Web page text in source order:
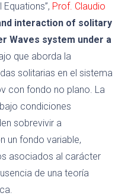
Prof. Claudio
interaction of solitary
Waves system under a
que aborda la
solitarias en el sistema
con fondo no plano. La
condiciones
sobrevivir a
un fondo variable,
asociados al carácter
de una teoría